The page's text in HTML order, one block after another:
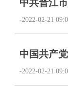
中共晋江
-2022-02-21
中国共产
-2022-02-21